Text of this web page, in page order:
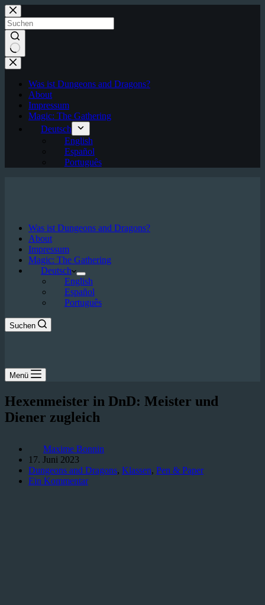
Zum
Inhalt
springen
Keine
Ergebnisse
Was ist Dungeons and Dragons?
About
Impressum
Magic: The Gathering
Deutsch
English
Español
Português
Was ist Dungeons and Dragons?
About
Impressum
Magic: The Gathering
Deutsch
English
Español
Português
Suchen
Menü
Hexenmeister in DnD: Meister und
Diener zugleich
Maxime Bonnin
17. Juni 2023
Dungeons and Dragons, Klassen, Pen & Paper
Ein Kommentar